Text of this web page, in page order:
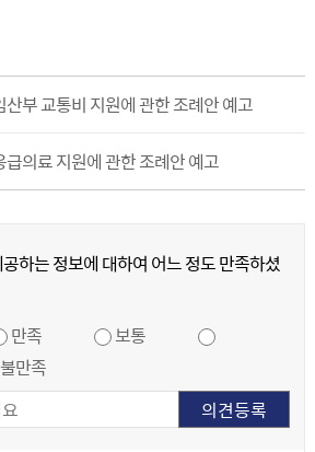
산부 교통비 지원에 관한 조례안 예고
급의료 지원에 관한 조례안 예고
하는 정보에 대하여 어느 정도 만족하셨
만족
보통
만족